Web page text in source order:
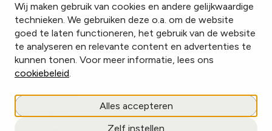
Wij maken gebruik van cookies en andere gelijkwaardige
technieken. We gebruiken deze o.a. om de website
goed te laten functioneren, het gebruik van de website
te analyseren en relevante content en advertenties te
kunnen tonen. Voor meer informatie, lees ons
cookiebeleid.
Alles accepteren
Zelf instellen
InstagramFacebookLinkedIn
Cookies beheren
Privacy policy